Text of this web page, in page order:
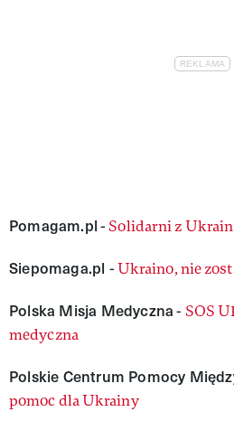
Pomagam.pl- Solidarni z
Siepomaga.pl -Ukraino, nie
Polska Misja Medyczna- SOS
medyczna
Polskie Centrum Pomocy
pomoc dla Ukrainy